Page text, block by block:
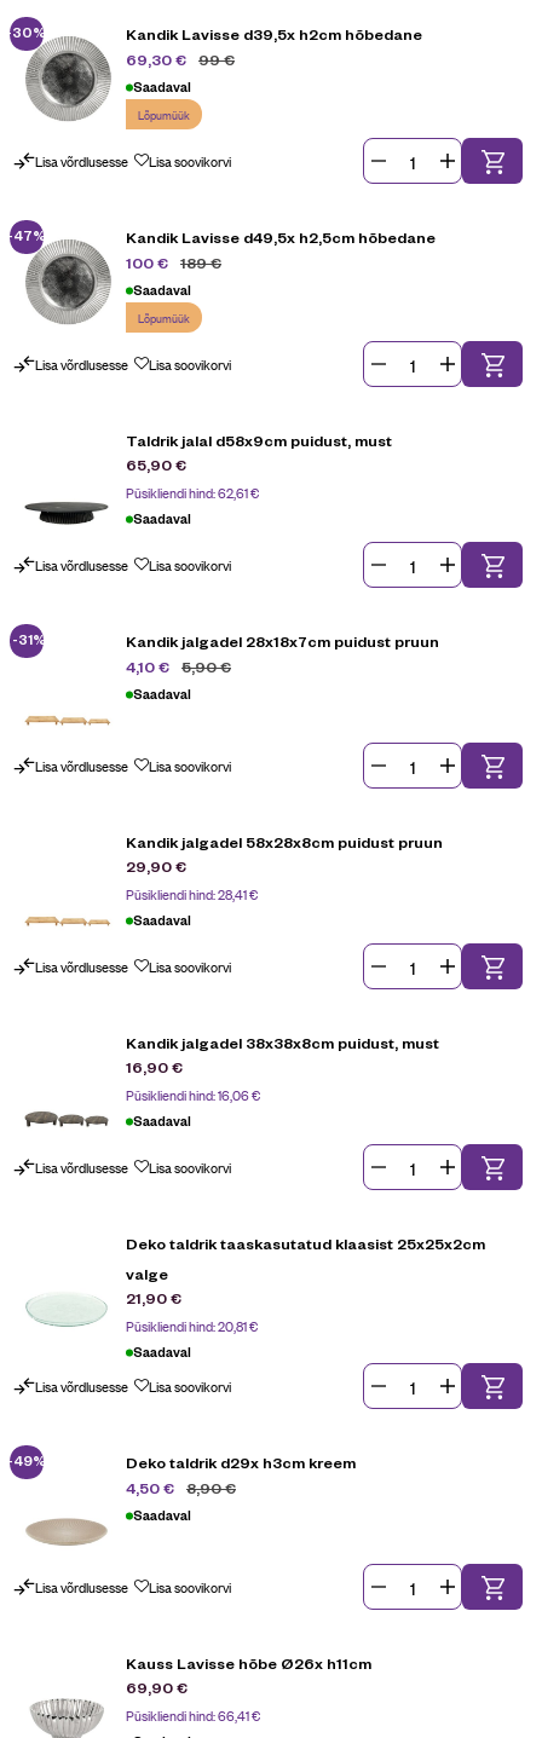
-30%
Kandik Lavisse d39,5x h2cm hõbedane
99€
69,30€
Saadaval
Lõpumüük
Lisa võrdlusesse Lisa soovikorvi
-47%
Kandik Lavisse d49,5x h2,5cm hõbedane
189€
100€
Saadaval
Lõpumüük
Lisa võrdlusesse Lisa soovikorvi
Taldrik jalal d58x9cm puidust, must
65,90€
Püsikliendi hind:62,61€
Saadaval
Lisa võrdlusesse Lisa soovikorvi
-31%
Kandik jalgadel 28x18x7cm puidust pruun
5,90€
4,10€
Saadaval
Lisa võrdlusesse Lisa soovikorvi
Kandik jalgadel 58x28x8cm puidust pruun
29,90€
Püsikliendi hind:28,41€
Saadaval
Lisa võrdlusesse Lisa soovikorvi
Kandik jalgadel 38x38x8cm puidust, must
16,90€
Püsikliendi hind:16,06€
Saadaval
Lisa võrdlusesse Lisa soovikorvi
Deko taldrik taaskasutatud klaasist 25x25x2cm
valge
21,90€
Püsikliendi hind:20,81€
Saadaval
Lisa võrdlusesse Lisa soovikorvi
-49%
Deko taldrik d29x h3cm kreem
8,90€
4,50€
Saadaval
Lisa võrdlusesse Lisa soovikorvi
Kauss Lavisse hõbe Ø26x h11cm
69,90€
Püsikliendi hind:66,41€